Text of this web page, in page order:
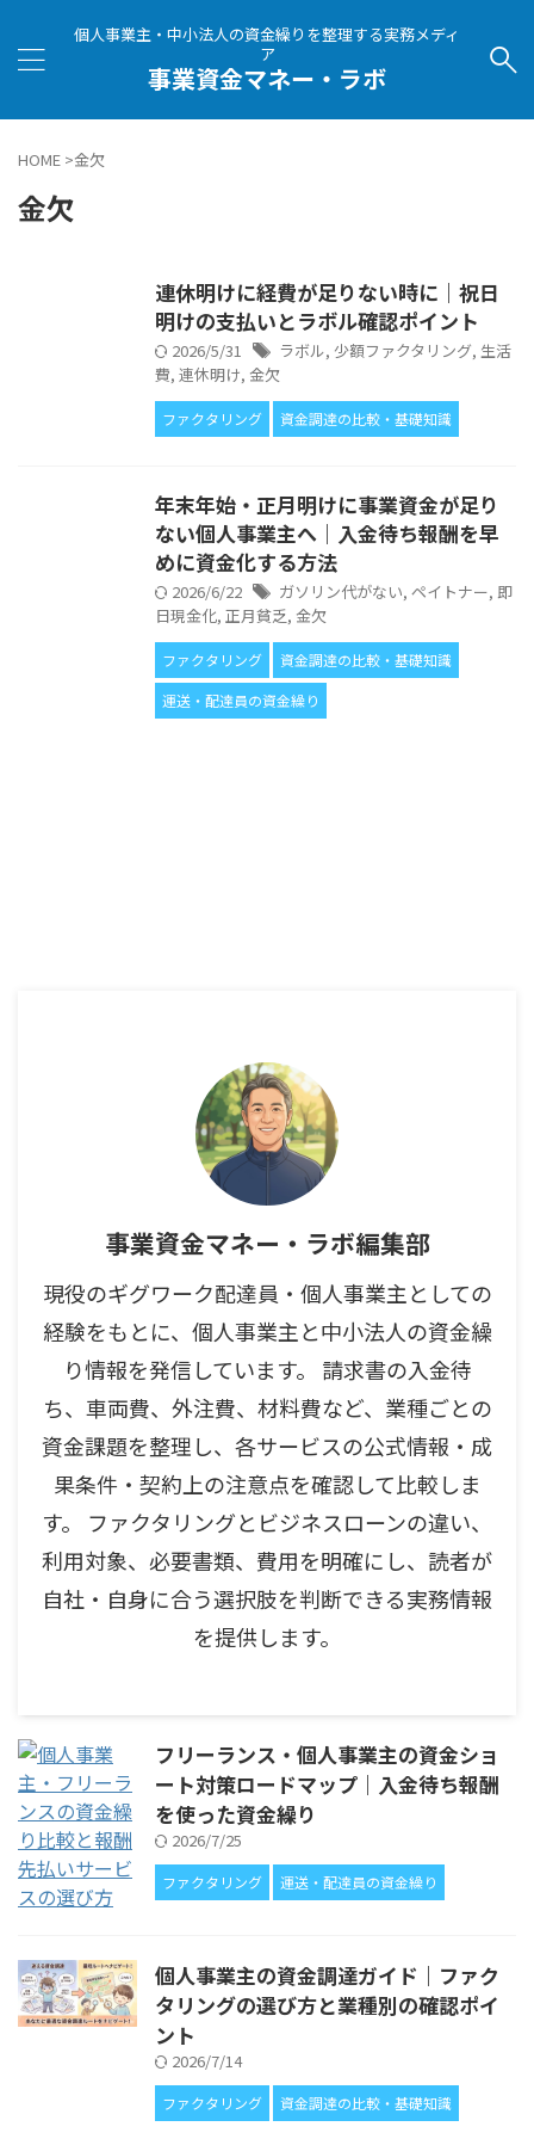
個人事業主・中小法人の資金繰りを整理する実務メディ
ア
事業資金マネー・ラボ
HOME >金欠
金欠
連休明けに経費が足りない時に｜祝日
明けの支払いとラボル確認ポイント
2026/5/31 ラボル, 少額ファクタリング, 生活
費, 連休明け, 金欠
ファクタリング 資金調達の比較・基礎知識
年末年始・正月明けに事業資金が足り
ない個人事業主へ｜入金待ち報酬を早
めに資金化する方法
2026/6/22 ガソリン代がない, ペイトナー, 即
日現金化, 正月貧乏, 金欠
ファクタリング
資金調達の比較・基礎知識
運送・配達員の資金繰り
事業資金マネー・ラボ編集部
現役のギグワーク配達員・個人事業主としての
経験をもとに、個人事業主と中小法人の資金繰
り情報を発信しています。 請求書の入金待
ち、車両費、外注費、材料費など、業種ごとの
資金課題を整理し、各サービスの公式情報・成
果条件・契約上の注意点を確認して比較しま
す。 ファクタリングとビジネスローンの違い、
利用対象、必要書類、費用を明確にし、読者が
自社・自身に合う選択肢を判断できる実務情報
を提供します。
フリーランス・個人事業主の資金ショ
ート対策ロードマップ｜入金待ち報酬
を使った資金繰り
2026/7/25
ファクタリング 運送・配達員の資金繰り
個人事業主の資金調達ガイド｜ファク
タリングの選び方と業種別の確認ポイ
ント
2026/7/14
ファクタリング 資金調達の比較・基礎知識